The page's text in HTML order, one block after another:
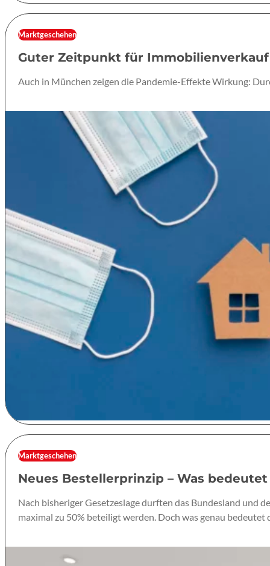
Marktgeschehen
Guter Zeitpunkt für
Auch in München zeigen die Pandemie-Effekte Wirkung:
Marktgeschehen
Neues Bestellerprinzip – Was
Nach bisheriger Gesetzeslage durften das Bundesland und
maximal zu 50% beteiligt werden. Doch was genau